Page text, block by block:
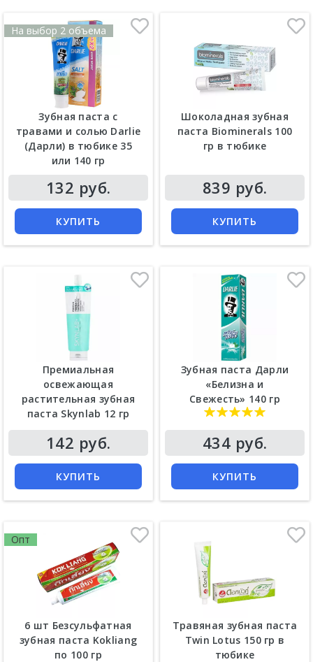
На выбор 2 объема
Зубная паста с
травами и солью Darlie
(Дарли) в тюбике 35
или 140 гр
132 руб.
КУПИТЬ
Шоколадная зубная
паста Biominerals 100
гр в тюбике
839 руб.
КУПИТЬ
Премиальная
освежающая
растительная зубная
паста Skynlab 12 гр
142 руб.
КУПИТЬ
Зубная паста Дарли
«Белизна и
Свежесть» 140 гр
434 руб.
КУПИТЬ
Опт
6 шт Безсульфатная
зубная паста Kokliang
по 100 гр
Травяная зубная паста
Twin Lotus 150 гр в
тюбике